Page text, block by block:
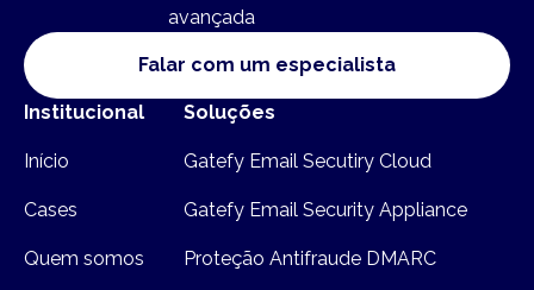
avançada
Falar com um especialista
Institucional
Início
Cases
Quem somos
Soluções
Gatefy Email Secutiry Cloud
Gatefy Email Security Appliance
Proteção Antifraude DMARC